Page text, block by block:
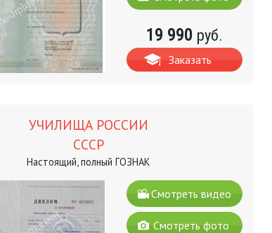
19 990 руб.
Заказать
УЧИЛИЩА РОССИИ
СССР
Настоящий, полный ГОЗНАК
Смотреть видео
Смотреть фото